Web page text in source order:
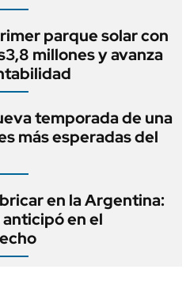
parque solar con
millones y avanza
temporada de una
más esperadas del
en la Argentina:
en el